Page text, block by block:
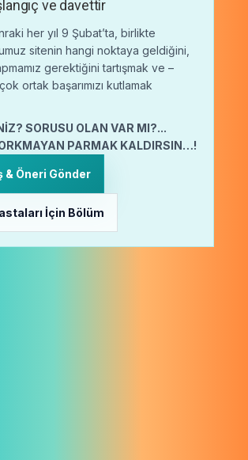
ve davettir
her yıl 9 Şubat’ta, birlikte
sitenin hangi noktaya geldiğini,
gerektiğini tartışmak ve –
ortak başarımızı kutlamak
SORUSU OLAN VAR MI?...
PARMAK KALDIRSIN…!
& Öneri Gönder
İçin Bölüm